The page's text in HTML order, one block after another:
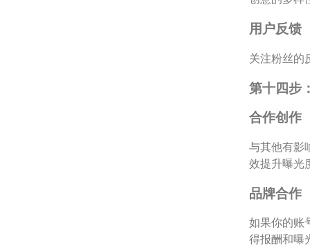
用户反馈
关注粉丝的
第十四步
合作创作
与其他有影
效提升曝光
品牌合作
如果你的账
得报酬和曝